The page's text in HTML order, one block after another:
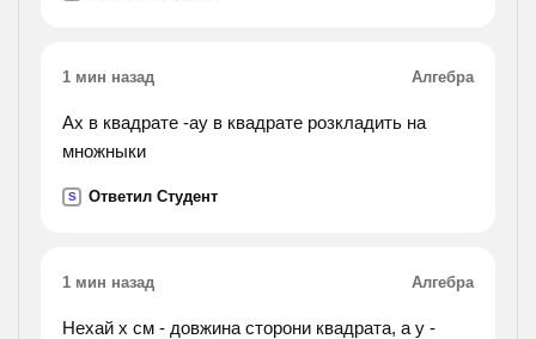
1 мин назад Алгебра
Ax в квадрате -ay в квадрате розкладить на
множныки
S Ответил Студент
1 мин назад Алгебра
Нехай х см - довжина сторони квадрата, а у -